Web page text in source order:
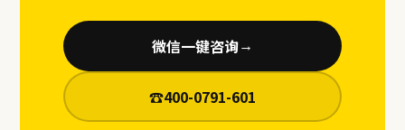
微信一键咨询 →
☎400-0791-601